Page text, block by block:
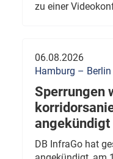
zu einer
06.08.2026
Hamburg – Berlin
Sperrungen
angekündigt
DB InfraGo hat